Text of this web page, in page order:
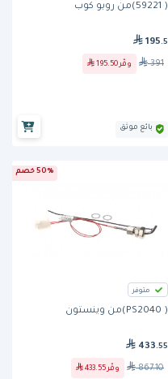
( 59221)من روبو كوب
195 .5
391 وفّر 195.50
بائع موثق
50% خصم
متوفر
( PS2040)من وينستون
433 .55
867.10 وفّر 433.55